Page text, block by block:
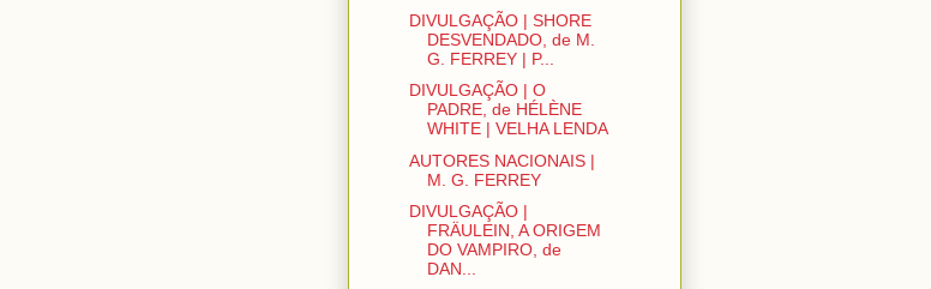
DIVULGAÇÃO | SHORE
DESVENDADO, de M.
G. FERREY | P...
DIVULGAÇÃO | O
PADRE, de HÉLÈNE
WHITE | VELHA LENDA
AUTORES NACIONAIS |
M. G. FERREY
DIVULGAÇÃO |
FRÄULEIN, A ORIGEM
DO VAMPIRO, de
DAN...